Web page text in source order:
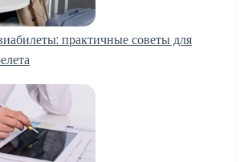
практичные советы для